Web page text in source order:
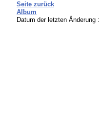
Seite zurück
Album
Datum der letzten Änderung :